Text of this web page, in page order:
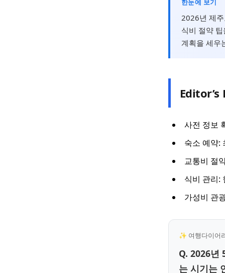
한눈에 보기
2026년 제
식비 절약
계획을 세우
Editor’s
사전 정보
숙소 예약:
교통비 절
식비 관리:
가성비 관
✨ 여행다이어
Q. 2026년
는 시기는